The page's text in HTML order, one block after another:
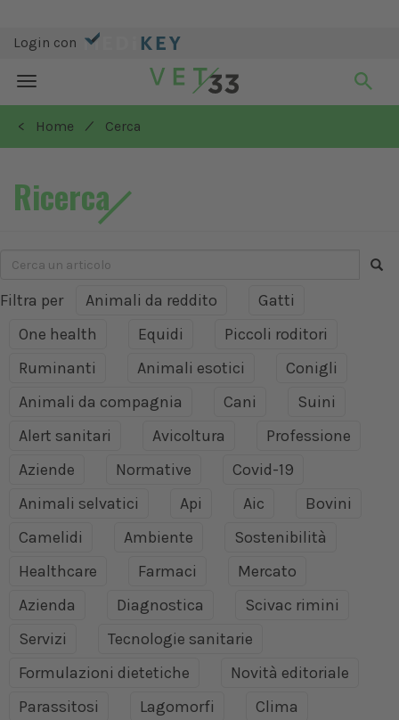
Login con
Toggle
navigation
< Home
/ Cerca
Ricerca
Filtra per Animali da reddito
Gatti
One health
Equidi
Piccoli roditori
Ruminanti
Animali esotici
Conigli
Animali da compagnia
Cani
Suini
Alert sanitari
Avicoltura
Professione
Aziende
Normative
Covid-19
Animali selvatici
Api Aic
Bovini
Camelidi
Ambiente
Sostenibilità
Healthcare
Farmaci
Mercato
Azienda
Diagnostica
Scivac rimini
Servizi
Tecnologie sanitarie
Formulazioni dietetiche
Novità editoriale
Parassitosi
Lagomorfi
Clima